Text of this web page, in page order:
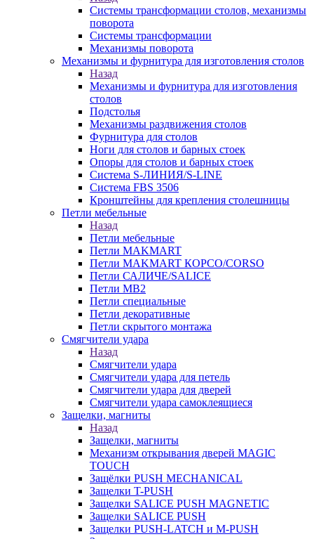
Системы трансформации столов, механизмы
поворота
Системы трансформации
Механизмы поворота
Механизмы и фурнитура для изготовления столов
Назад
Механизмы и фурнитура для изготовления
столов
Подстолья
Механизмы раздвижения столов
Фурнитура для столов
Ноги для столов и барных стоек
Опоры для столов и барных стоек
Система S-ЛИНИЯ/S-LINE
Система FBS 3506
Кронштейны для крепления столешницы
Петли мебельные
Назад
Петли мебельные
Петли MAKMART
Петли MAKMART КОРСО/CORSO
Петли САЛИЧЕ/SALICE
Петли MB2
Петли специальные
Петли декоративные
Петли скрытого монтажа
Смягчители удара
Назад
Смягчители удара
Смягчители удара для петель
Смягчители удара для дверей
Cмягчители удара самоклеящиеся
Защелки, магниты
Назад
Защелки, магниты
Механизм открывания дверей MAGIC
TOUCH
Защёлки PUSH MECHANICAL
Защелки T-PUSH
Защелки SALICE PUSH MAGNETIC
Защелки SALICE PUSH
Защелки PUSH-LATCH и M-PUSH